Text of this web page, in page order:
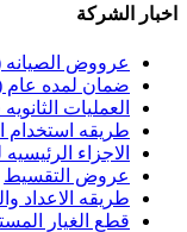
اخبار الشركة
عرووض
ضمان لمده
العمليات
طريقه استخدام
الاجزاء
عروض التقسيط
طريقه الاعداد
قطع الغيار